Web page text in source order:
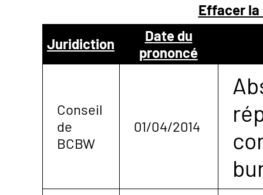
NOUS
CONTACTER
Effacer
Juridiction
Date du
prononcé
Conseil
de
BCBW
01/04/2014